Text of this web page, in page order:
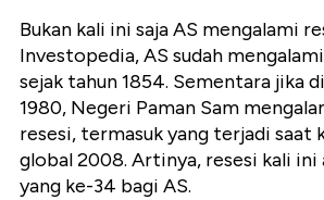
Bukan kali ini saja AS mengalami
Investopedia, AS sudah
sejak tahun 1854. Sementara jika
1980, Negeri Paman Sam
resesi, termasuk yang terjadi saat
global 2008. Artinya, resesi kali ini
yang ke-34 bagi AS.